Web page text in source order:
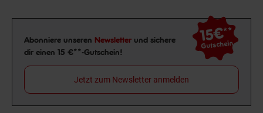
Newsletter Anmeldung
Abonniere unseren Newsletter und sichere
dir einen 15 €**-Gutschein!
15€**
Gutschein
Jetzt zum Newsletter anmelden